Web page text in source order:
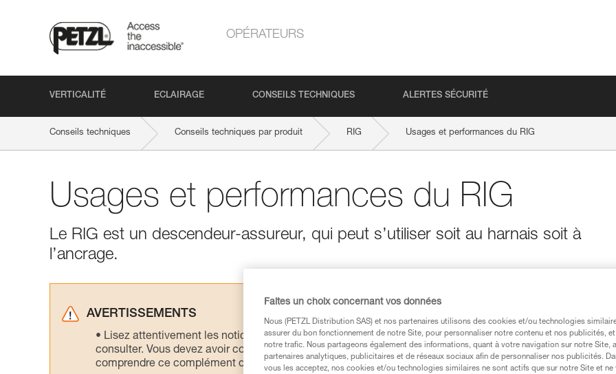
OPÉRATEURS
VERTICALITÉ ECLAIRAGE CONSEILS TECHNIQUES ALERTES SÉCURITÉ
Conseils techniques Conseils techniques par produit RIG Usages et performances du RIG
Usages et performances du RIG
Le RIG est un descendeur-assureur, qui peut s’utiliser soit au harnais soit à
l’ancrage.
AVERTISSEMENTS
Lisez attentivement les notices techniques des produits utilisés dans ce conseil avant de le
consulter. Vous devez avoir compris les informations de la notice technique pour pouvoir
comprendre ce complément d’informations.
Faites un choix concernant vos données
Nous (PETZL Distribution SAS) et nos partenaires utilisons des cookies et/ou technologies
assurer du bon fonctionnement de notre Site, pour personnaliser notre contenu et nos publicités,
notre trafic. Nous partageons également des informations, quant à votre navigation sur notre Site,
partenaires analytiques, publicitaires et de réseaux sociaux afin de personnaliser nos publicités.
vous les acceptez, nos cookies et/ou technologies similaires ne sont actifs que sur notre Site et ne